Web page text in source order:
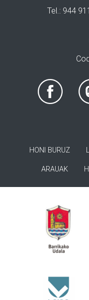
Tel.: 944
HONI BURUZ
ARAUAK